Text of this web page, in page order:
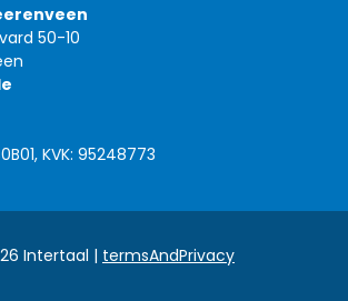
50-10
KVK: 95248773
Intertaal | termsAndPrivacy